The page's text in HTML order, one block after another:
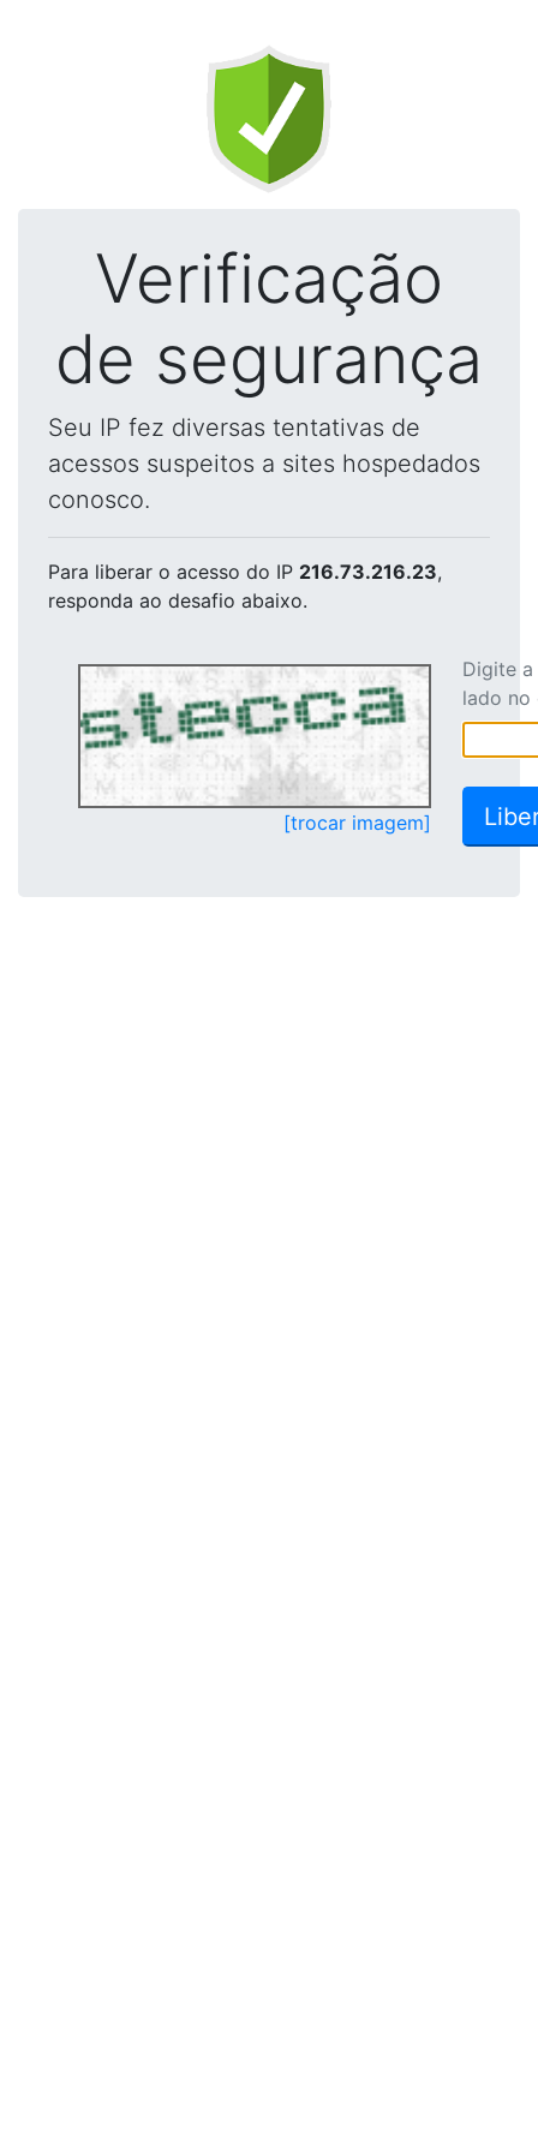
Verificação
de segurança
Seu IP fez diversas tentativas de
acessos suspeitos a sites hospedados
conosco.
Para liberar o acesso do IP 216.73.216.23,
responda ao desafio abaixo.
[trocar imagem]
Digite
lado no